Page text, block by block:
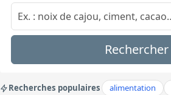
Rechercher
Recherches populaires alimentation